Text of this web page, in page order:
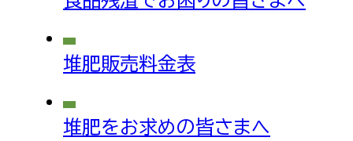
堆肥販売料金表
堆肥をお求めの皆さまへ